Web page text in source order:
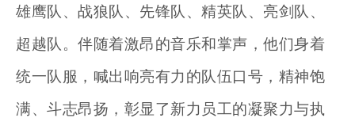
雄鹰队、战狼队、 先锋队、 精英队、 亮剑 队、
超越队。伴随着激昂的音乐和掌声，他们身着
统一队服，喊出响亮有力的队伍口号，精神饱
满、斗志昂扬，彰显了新力员工的凝聚力与执